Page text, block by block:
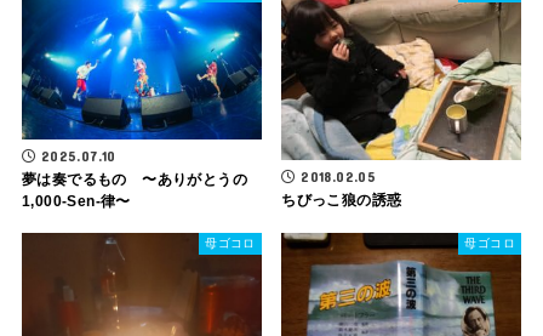
2025.07.10
夢は奏でるもの 〜ありがとうの
1,000-Sen-律〜
2018.02.05
ちびっこ狼の誘惑
母ゴコロ 母ゴコロ